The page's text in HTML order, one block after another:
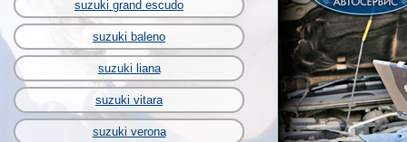
suzuki grand escudo
suzuki baleno
suzuki liana
suzuki vitara
suzuki verona